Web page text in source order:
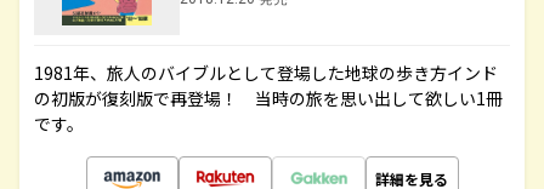
1981年、旅人のバイブルとして登場した地球の歩き方インド
の初版が復刻版で再登場！ 当時の旅を思い出して欲しい1冊
です。
詳細を見る